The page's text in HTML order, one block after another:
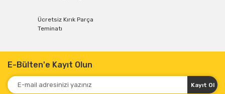
Ücretsiz Kırık Parça
Teminatı
E-Bülten'e Kayıt Olun
Kayıt Ol